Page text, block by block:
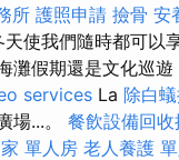
所 護照申請 撿骨 安
使我們隨時都可以
灘假期還是文化巡
services La 除白
場...。 餐飲設備回收
單人房 老人養護